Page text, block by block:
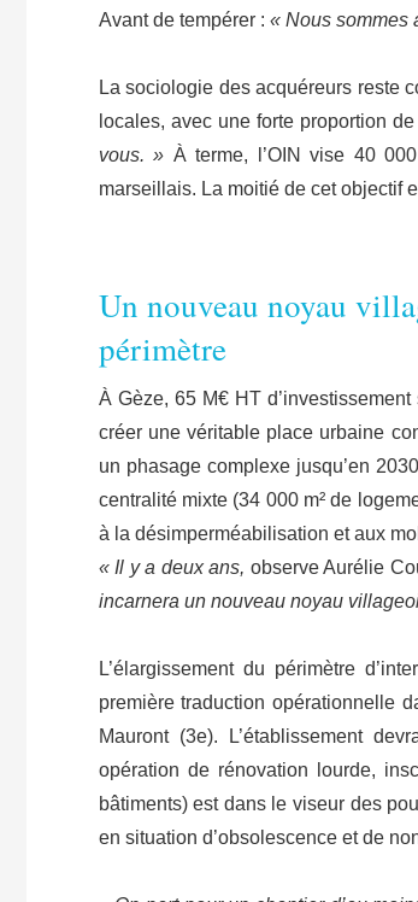
Avant de tempérer : « Nous sommes
La sociologie des acquéreurs reste
locales, avec une forte proportion
vous. » À terme, l’OIN vise 40
marseillais. La moitié de cet objectif
Un nouveau noyau
périmètre
À Gèze, 65 M€ HT
créer une véritable place urbaine
un phasage complexe jusqu’en
centralité mixte (34 000 m² de
à la désimperméabilisation et aux
« Il y a deux ans, observe Aurélie
incarnera un nouveau noyau
L’élargissement du périmètre
première traduction opérationnelle
Mauront (3e). L’établissement
opération de rénovation lourde,
bâtiments) est dans le viseur des
en situation d’obsolescence et de